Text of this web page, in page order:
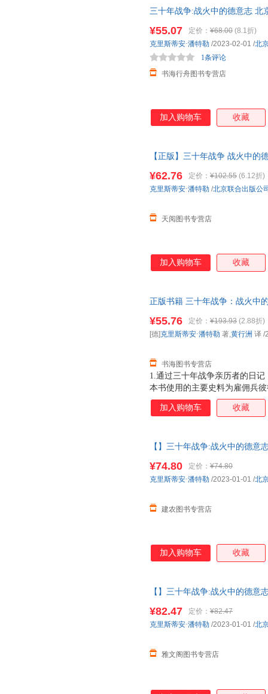
三十年战争:战火中的德意志 北
¥55.07 定价： ¥68.00 (8.1折)
书海行舟图书专营店
1条评论
克里斯蒂安·潘特勒 /2023-02-01 /北
加入购物车 收藏
【正版】三十年战争 战火中的
¥62.76 定价： ¥102.55 (6.12折)
天阅图书专营店
克里斯蒂安·潘特勒 /北京联合出版公
加入购物车 收藏
正版书籍 三十年战争：战火中
1.通过三十年战争亲历者的日
本书使用的主要史料为雇佣兵
记，兼顾研究三十年战争的经
内心恐惧与希望交织，被战争
载沉，无意中成了同时代平民
¥55.76 定价： ¥193.93 (2.88折)
书海图书专营店
[德]克里斯蒂安·潘特勒 著,黄行洲 译 /
加入购物车 收藏
【】三十年战争:战火中的德意
¥74.80 定价： ¥74.80
建农图书专营店
克里斯蒂安·潘特勒 /2023-01-01 /北
加入购物车 收藏
【】三十年战争:战火中的德意
取，有问题联系在线客服，赠
¥82.47 定价： ¥82.47
雅文阁图书专营店
克里斯蒂安·潘特勒 /2023-01-01 /北